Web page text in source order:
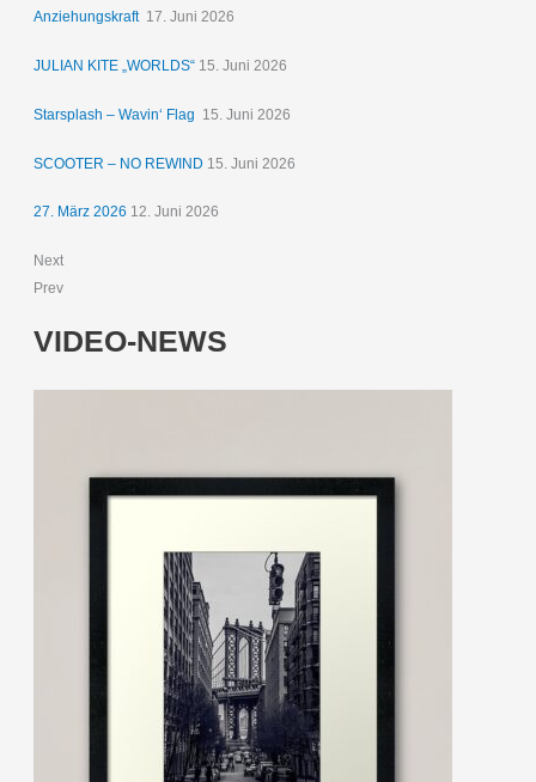
Anziehungskraft 17. Juni 2026
JULIAN KITE „WORLDS“ 15. Juni 2026
Starsplash – Wavin‘ Flag 15. Juni 2026
SCOOTER – NO REWIND 15. Juni 2026
27. März 2026 12. Juni 2026
Next
Prev
VIDEO-NEWS